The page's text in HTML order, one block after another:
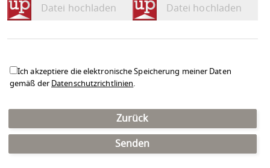
Datei hochladen Datei hochladen
Ich akzeptiere die elektronische Speicherung meiner Daten
gemäß derDatenschutzrichtlinien.
Zurück
Senden